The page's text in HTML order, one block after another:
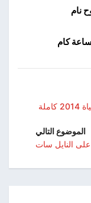
نام
كام
الموضوع التالي
النايل سات